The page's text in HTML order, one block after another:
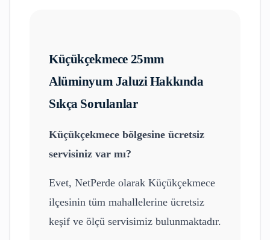
Küçükçekmece 25mm
Alüminyum JaluziHakkında
Sıkça Sorulanlar
Küçükçekmece bölgesine ücretsiz
servisiniz var mı?
Evet, NetPerde olarak Küçükçekmece
ilçesinin tüm mahallelerine ücretsiz
keşif ve ölçü servisimiz bulunmaktadır.